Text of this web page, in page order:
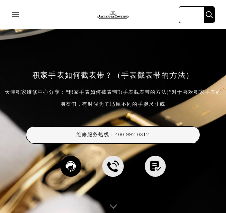

宏伊店 深圳华润大厦店
积家手表如何截表带？（手表截表带的方法）
天津积家维修中心分享：“积家手表如何截表带?(手表截表带的方法)”对于喜欢积家手表的
朋友们，有时候为了适应不同的手腕尺寸或
维修服务热线：400-992-0312
  